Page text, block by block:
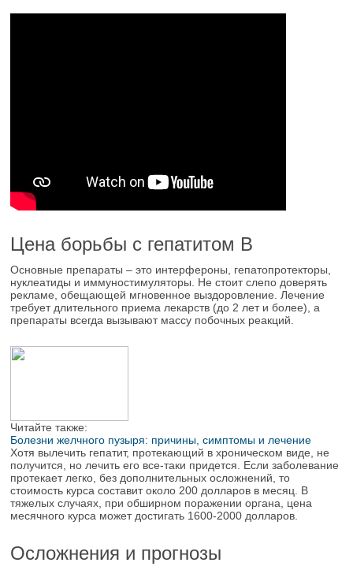
Цена борьбы с гепатитом В
Основные препараты – это интерфероны, гепатопротекторы,
нуклеатиды и иммуностимуляторы. Не стоит слепо доверять
рекламе, обещающей мгновенное выздоровление. Лечение
требует длительного приема лекарств (до 2 лет и более), а
препараты всегда вызывают массу побочных реакций.
Читайте также:
Болезни желчного пузыря: причины, симптомы и лечение
Хотя вылечить гепатит, протекающий в хроническом виде, не
получится, но лечить его все-таки придется. Если заболевание
протекает легко, без дополнительных осложнений, то
стоимость курса составит около 200 долларов в месяц. В
тяжелых случаях, при обширном поражении органа, цена
месячного курса может достигать 1600-2000 долларов.
Осложнения и прогнозы